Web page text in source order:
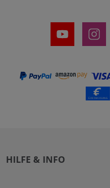
HILFE & INFO